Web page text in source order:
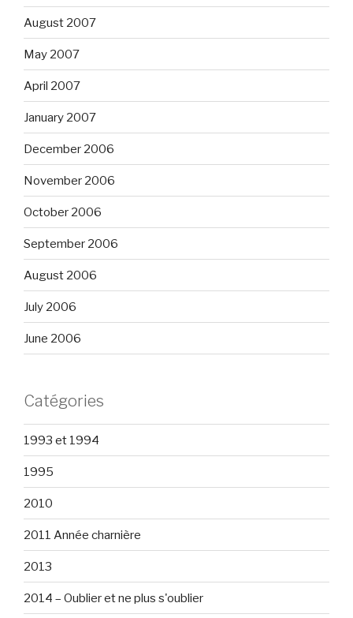
August 2007
May 2007
April 2007
January 2007
December 2006
November 2006
October 2006
September 2006
August 2006
July 2006
June 2006
Catégories
1993 et 1994
1995
2010
2011 Année charnière
2013
2014 – Oublier et ne plus s'oublier